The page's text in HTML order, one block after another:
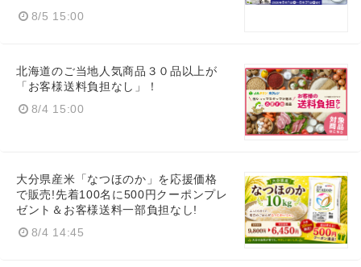
8/5 15:00
北海道のご当地人気商品３０品以上が
「お客様送料負担なし」！
8/4 15:00
大分県産米「なつほのか」を応援価格
で販売!先着100名に500円クーポンプレ
ゼント＆お客様送料一部負担なし!
8/4 14:45